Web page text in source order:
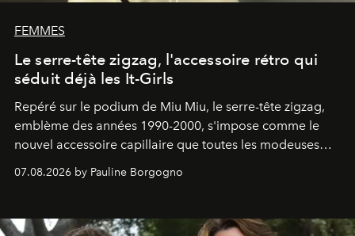
FEMMES
Le serre-tête zigzag, l'accessoire rétro qui
séduit déjà les It-Girls
Repéré sur le podium de Miu Miu, le serre-tête zigzag,
emblème des années 1990-2000, s'impose comme le
nouvel accessoire capillaire que toutes les modeuses
s'arrachent déjà.
07.08.2026 by Pauline Borgogno